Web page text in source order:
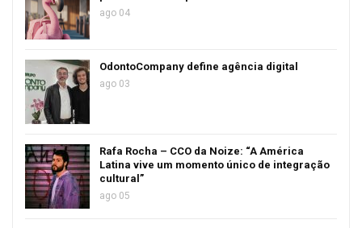
ago 04
OdontoCompany define agência digital
ago 03
Rafa Rocha – CCO da Noize: “A América
Latina vive um momento único de integração
cultural”
ago 05